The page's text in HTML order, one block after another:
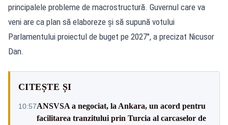
principalele probleme de macrostructură. Guvernul care va
veni are ca plan să elaboreze și să supună votului
Parlamentului proiectul de buget pe 2027", a precizat Nicusor
Dan.
CITEȘTE ȘI
10:57ANSVSA a negociat, la Ankara, un acord pentru
facilitarea tranzitului prin Turcia al carcaselor de